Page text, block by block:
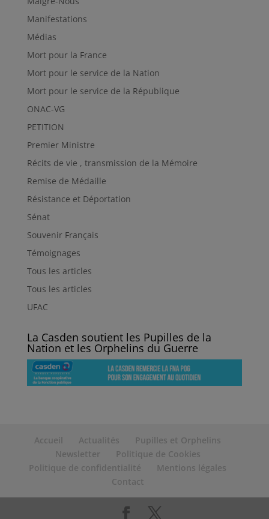
Manifestations
Médias
Mort pour la France
Mort pour le service de la Nation
Mort pour le service de la République
ONAC-VG
PETITION
Premier Ministre
Récits de vie , transmission de la Mémoire
Remise de Médaille
Résistance et Déportation
Sénat
Souvenir Français
Témoignages
Tous les articles
Tous les articles
UFAC
La Casden soutient les Pupilles de la
Nation et les Orphelins du Guerre
Accueil Actualités
Pupilles et Orphelins
Newsletter
Politique de Cookies
Politique de confidentialité
Mentions légales
Contact